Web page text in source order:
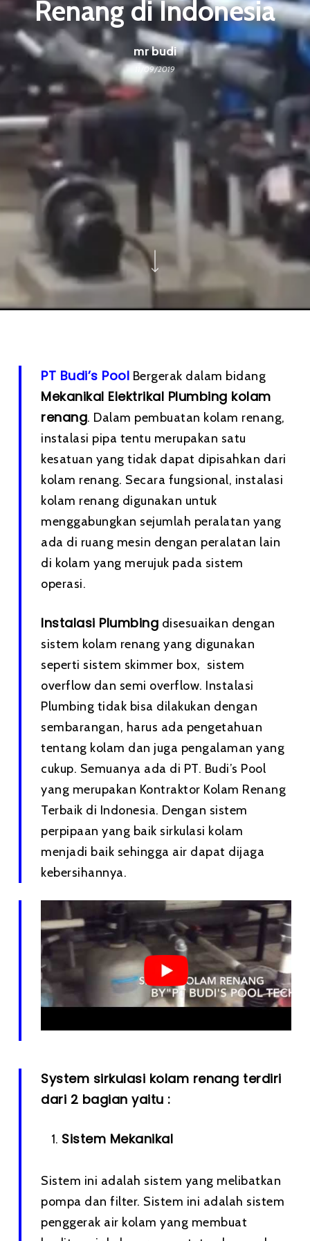
Renang di Indonesia
mr budi
11/09/2019
PT Budi’s Pool Bergerak dalam bidang
Mekanikal Elektrikal Plumbing kolam
renang. Dalam pembuatan kolam renang,
instalasi pipa tentu merupakan satu
kesatuan yang tidak dapat dipisahkan dari
kolam renang. Secara fungsional, instalasi
kolam renang digunakan untuk
menggabungkan sejumlah peralatan yang
ada di ruang mesin dengan peralatan lain
di kolam yang merujuk pada sistem
operasi.
Instalasi Plumbing disesuaikan dengan
sistem kolam renang yang digunakan
seperti sistem skimmer box, sistem
overflow dan semi overflow. Instalasi
Plumbing tidak bisa dilakukan dengan
sembarangan, harus ada pengetahuan
tentang kolam dan juga pengalaman yang
cukup. Semuanya ada di PT. Budi’s Pool
yang merupakan Kontraktor Kolam Renang
Terbaik di Indonesia. Dengan sistem
perpipaan yang baik sirkulasi kolam
menjadi baik sehingga air dapat dijaga
kebersihannya.
System sirkulasi kolam renang terdiri
dari 2 bagian yaitu :
Sistem Mekanikal
Sistem ini adalah sistem yang melibatkan
pompa dan filter. Sistem ini adalah sistem
penggerak air kolam yang membuat